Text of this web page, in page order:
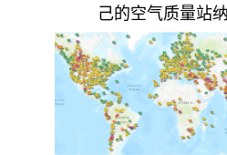
己的空气质量站